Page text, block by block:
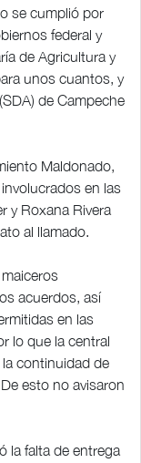
se cumplió por
federal y
de Agricultura y
unos cuantos, y
de Campeche
Maldonado,
en las
y Roxana Rivera
al llamado.
acuerdos, así
en las
lo que la central
continuidad de
esto no avisaron
la falta de entrega